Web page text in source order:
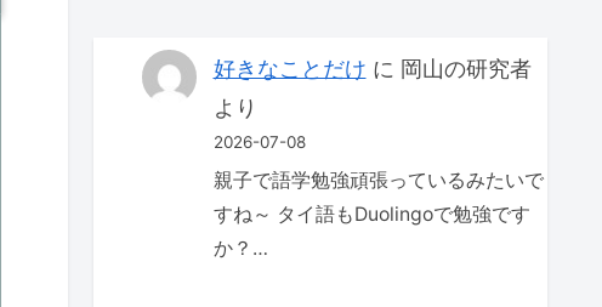
好きなことだけ に 岡山の研究者
より
2026-07-08
親子で語学勉強頑張っているみたいで
すね～ タイ語もDuolingoで勉強です
か？…